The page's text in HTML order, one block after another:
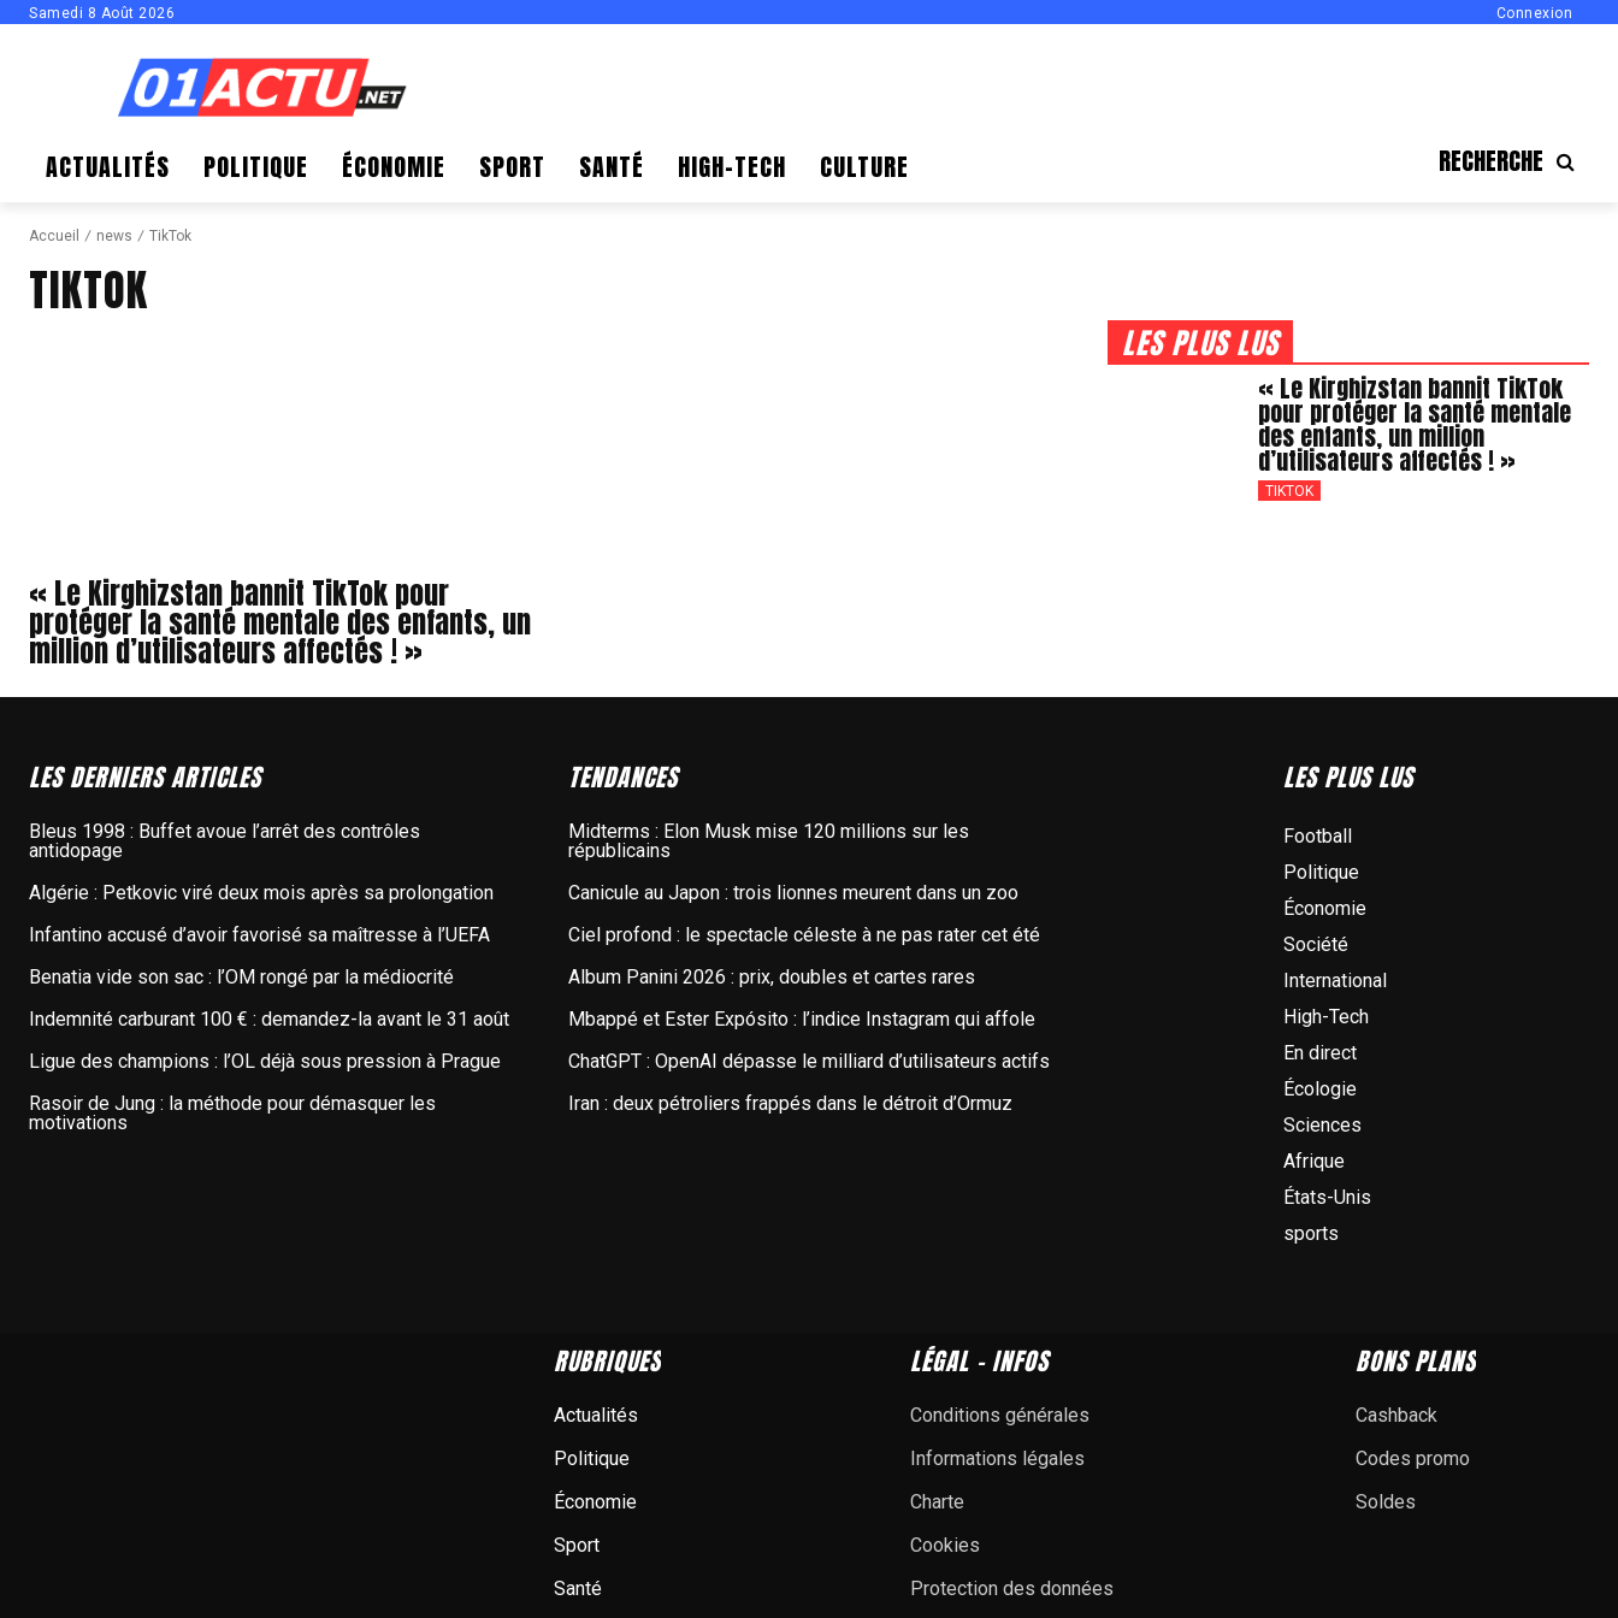
Samedi 8 Août 2026 Connexion
ACTUALITÉS POLITIQUE ÉCONOMIE SPORT SANTÉ HIGH-TECH CULTURE RECHERCHE
Accueil news TikTok
TIKTOK
« Le Kirghizstan bannit TikTok pour
protéger la santé mentale des enfants, un
million d’utilisateurs affectés ! »
LES PLUS LUS
« Le Kirghizstan bannit TikTok
pour protéger la santé mentale
des enfants, un million
d’utilisateurs affectés ! »
TIKTOK
LES DERNIERS ARTICLES
Bleus 1998 : Buffet avoue l’arrêt des contrôles
antidopage
Algérie : Petkovic viré deux mois après sa prolongation
Infantino accusé d’avoir favorisé sa maîtresse à l’UEFA
Benatia vide son sac : l’OM rongé par la médiocrité
Indemnité carburant 100 € : demandez-la avant le 31 août
Ligue des champions : l’OL déjà sous pression à Prague
Rasoir de Jung : la méthode pour démasquer les
motivations
TENDANCES
Midterms : Elon Musk mise 120 millions sur les
républicains
Canicule au Japon : trois lionnes meurent dans un zoo
Ciel profond : le spectacle céleste à ne pas rater cet été
Album Panini 2026 : prix, doubles et cartes rares
Mbappé et Ester Expósito : l’indice Instagram qui affole
ChatGPT : OpenAI dépasse le milliard d’utilisateurs actifs
Iran : deux pétroliers frappés dans le détroit d’Ormuz
LES PLUS LUS
Football
Politique
Économie
Société
International
High-Tech
En direct
Écologie
Sciences
Afrique
États-Unis
sports
RUBRIQUES
Actualités
Politique
Économie
Sport
Santé
LÉGAL - INFOS
Conditions générales
Informations légales
Charte
Cookies
Protection des données
BONS PLANS
Cashback
Codes promo
Soldes